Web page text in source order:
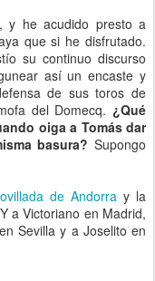
y he acudido presto a
que si he disfrutado.
su continuo discurso
así un encaste y
de sus toros de
del Domecq. ¿Qué
oiga a Tomás dar
basura? Supongo
de Andorra y la
a Victoriano en Madrid,
Sevilla y a Joselito en